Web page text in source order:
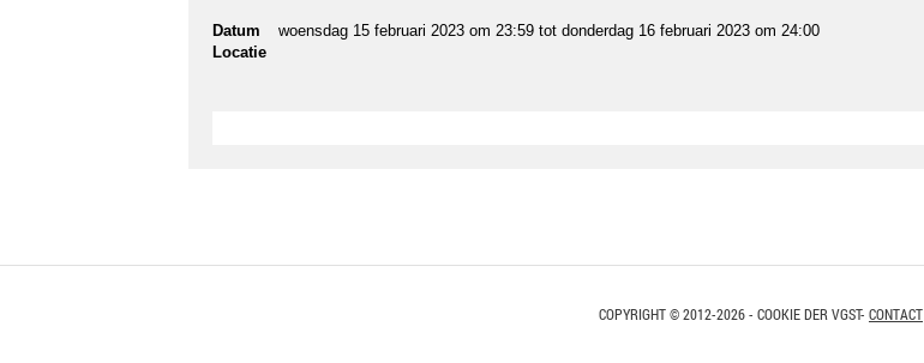
Datum woensdag 15 februari 2023 om 23:59 tot donderdag 16 februari 2023 om 24:00
Locatie
COPYRIGHT © 2012-2026 - COOKIE DER VGST- CONTACT